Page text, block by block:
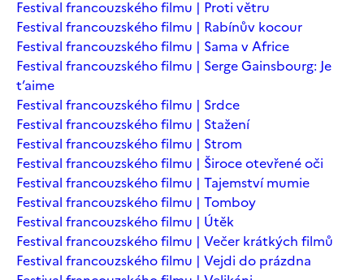
Festival francouzského filmu | Proti větru
Festival francouzského filmu | Rabínův kocour
Festival francouzského filmu | Sama v Africe
Festival francouzského filmu | Serge Gainsbourg: Je
t’aime
Festival francouzského filmu | Srdce
Festival francouzského filmu | Stažení
Festival francouzského filmu | Strom
Festival francouzského filmu | Široce otevřené oči
Festival francouzského filmu | Tajemství mumie
Festival francouzského filmu | Tomboy
Festival francouzského filmu | Útěk
Festival francouzského filmu | Večer krátkých filmů
Festival francouzského filmu | Vejdi do prázdna